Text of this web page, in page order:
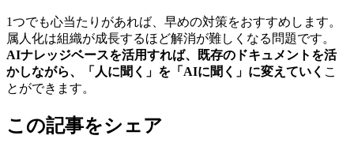
1つでも心当たりがあれば、早めの対策をおすすめします。
属人化は組織が成長するほど解消が難しくなる問題です。
AIナレッジベースを活用すれば、既存のドキュメントを活
かしながら、「人に聞く」を「AIに聞く」に変えていく こ
とができます。
この記事をシェア